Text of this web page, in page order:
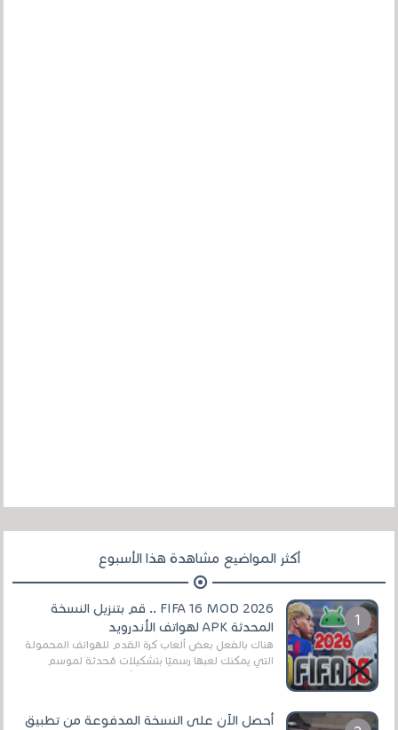
أكثر المواضيع مشاهدة هذا الأسبوع
FIFA 16 MOD 2026 .. قم بتنزيل النسخة
المحدثة APK لهواتف الأندرويد
هناك بالفعل بعض ألعاب كرة القدم للهواتف المحمولة
التي يمكنك لعبها رسميًا بتشكيلات مُحدثة لموسم
أحصل الآن على النسخة المدفوعة من تطبيق